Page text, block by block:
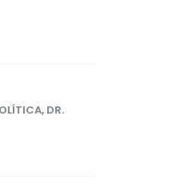
, DR.